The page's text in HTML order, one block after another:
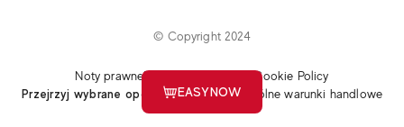
EASYNOW
© Copyright 2024
Noty prawnePolityka prywatności
Cookie Policy
Przejrzyj wybrane opcje plików cookieOgólne warunki handlowe